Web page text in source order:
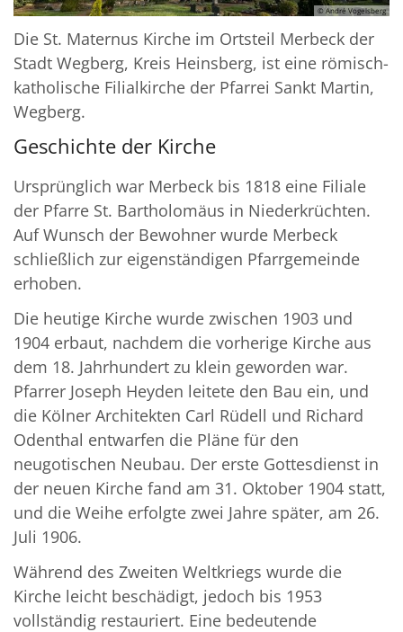
© André Vogelsberg
Die St. Maternus Kirche im Ortsteil Merbeck der
Stadt Wegberg, Kreis Heinsberg, ist eine römisch-
katholische Filialkirche der Pfarrei Sankt Martin,
Wegberg.
Geschichte der Kirche
Ursprünglich war Merbeck bis 1818 eine Filiale
der Pfarre St. Bartholomäus in Niederkrüchten.
Auf Wunsch der Bewohner wurde Merbeck
schließlich zur eigenständigen Pfarrgemeinde
erhoben.
Die heutige Kirche wurde zwischen 1903 und
1904 erbaut, nachdem die vorherige Kirche aus
dem 18. Jahrhundert zu klein geworden war.
Pfarrer Joseph Heyden leitete den Bau ein, und
die Kölner Architekten Carl Rüdell und Richard
Odenthal entwarfen die Pläne für den
neugotischen Neubau. Der erste Gottesdienst in
der neuen Kirche fand am 31. Oktober 1904 statt,
und die Weihe erfolgte zwei Jahre später, am 26.
Juli 1906.
Während des Zweiten Weltkriegs wurde die
Kirche leicht beschädigt, jedoch bis 1953
vollständig restauriert. Eine bedeutende